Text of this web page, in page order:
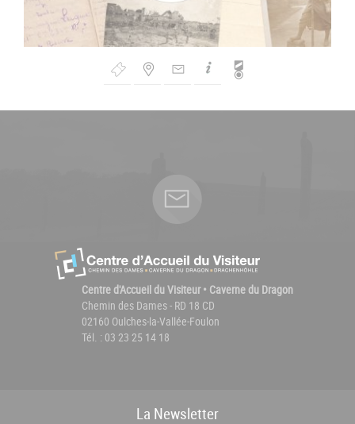
de
Centre d'Accueil du Visiteur • Caverne du Dragon
Chemin des Dames - RD 18 CD
02160 Oulches-la-Vallée-Foulon
Tél. : 03 23 25 14 18
La Newsletter